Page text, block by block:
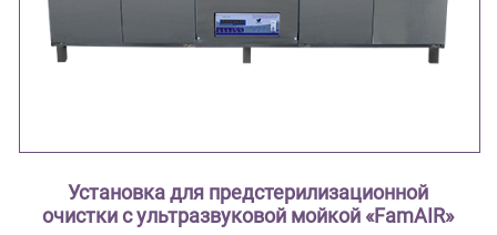
Установка для предстерилизационной
очистки с ультразвуковой мойкой «FamAIR»